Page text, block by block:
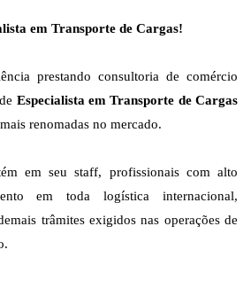
em Transporte de Cargas!
prestando consultoria de comércio
Especialista em Transporte de Cargas
renomadas no mercado.
em seu staff, profissionais com alto
em toda logística internacional,
trâmites exigidos nas operações de